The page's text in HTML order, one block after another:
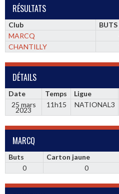
RÉSULTATS
Club BUTS
MARCQ
CHANTILLY
DÉTAILS
Date Temps Ligue
25 mars
2023
11h15 NATIONAL3
MARCQ
Buts Carton jaune
0
0